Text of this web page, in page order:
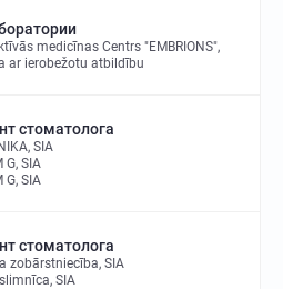
medicīnas Centrs "EMBRIONS",
ar ierobežotu atbildību
стоматолога
SIA
G, SIA
G, SIA
стоматолога
zobārstniecība, SIA
SIA